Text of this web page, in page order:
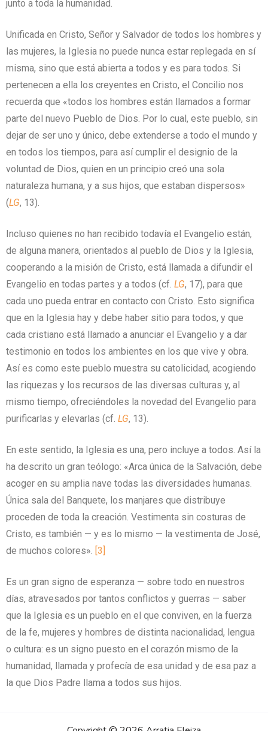
junto a toda la humanidad.
Unificada en Cristo, Señor y Salvador de todos los hombres y
las mujeres, la Iglesia no puede nunca estar replegada en sí
misma, sino que está abierta a todos y es para todos. Si
pertenecen a ella los creyentes en Cristo, el Concilio nos
recuerda que «todos los hombres están llamados a formar
parte del nuevo Pueblo de Dios. Por lo cual, este pueblo, sin
dejar de ser uno y único, debe extenderse a todo el mundo y
en todos los tiempos, para así cumplir el designio de la
voluntad de Dios, quien en un principio creó una sola
naturaleza humana, y a sus hijos, que estaban dispersos»
(LG, 13).
Incluso quienes no han recibido todavía el Evangelio están,
de alguna manera, orientados al pueblo de Dios y la Iglesia,
cooperando a la misión de Cristo, está llamada a difundir el
Evangelio en todas partes y a todos (cf. LG, 17), para que
cada uno pueda entrar en contacto con Cristo. Esto significa
que en la Iglesia hay y debe haber sitio para todos, y que
cada cristiano está llamado a anunciar el Evangelio y a dar
testimonio en todos los ambientes en los que vive y obra.
Así es como este pueblo muestra su catolicidad, acogiendo
las riquezas y los recursos de las diversas culturas y, al
mismo tiempo, ofreciéndoles la novedad del Evangelio para
purificarlas y elevarlas (cf. LG, 13).
En este sentido, la Iglesia es una, pero incluye a todos. Así la
ha descrito un gran teólogo: «Arca única de la Salvación, debe
acoger en su amplia nave todas las diversidades humanas.
Única sala del Banquete, los manjares que distribuye
proceden de toda la creación. Vestimenta sin costuras de
Cristo, es también — y es lo mismo — la vestimenta de José,
de muchos colores». [3]
Es un gran signo de esperanza — sobre todo en nuestros
días, atravesados por tantos conflictos y guerras — saber
que la Iglesia es un pueblo en el que conviven, en la fuerza
de la fe, mujeres y hombres de distinta nacionalidad, lengua
o cultura: es un signo puesto en el corazón mismo de la
humanidad, llamada y profecía de esa unidad y de esa paz a
la que Dios Padre llama a todos sus hijos.